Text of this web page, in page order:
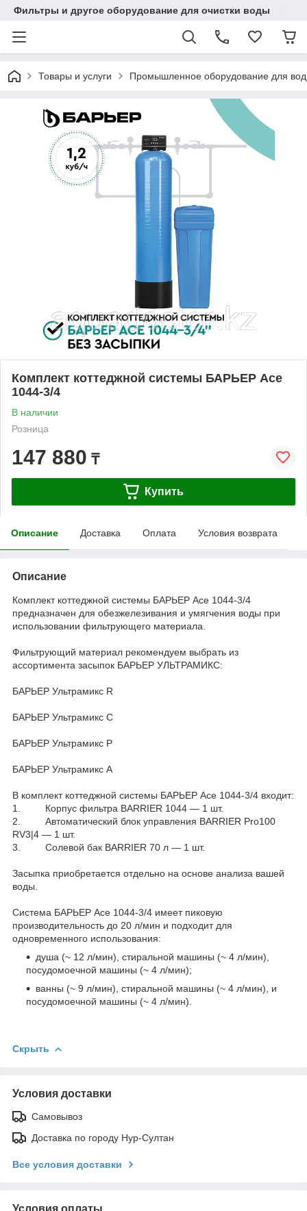
Фильтры и другое оборудование для очистки воды
Товары и услуги Промышленное оборудование для
Комплект коттеджной системы БАРЬЕР Ace
1044-3/4
В наличии
Розница
147 880 ₸
Купить
Описание Доставка Оплата Условия возврата
Описание
Комплект коттеджной системы БАРЬЕР Ace 1044-3/4
предназначен для обезжелезивания и умягчения воды при
использовании фильтрующего материала.
Фильтрующий материал рекомендуем выбрать из
ассортимента засыпок БАРЬЕР УЛЬТРАМИКС:
БАРЬЕР Ультрамикс R
БАРЬЕР Ультрамикс С
БАРЬЕР Ультрамикс Р
БАРЬЕР Ультрамикс А
В комплект коттеджной системы БАРЬЕР Ace 1044-3/4 входит:
1. Корпус фильтра BARRIER 1044 — 1 шт.
2. Автоматический блок управления BARRIER Pro100
RV3|4 — 1 шт.
3. Солевой бак BARRIER 70 л — 1 шт.
Засыпка приобретается отдельно на основе анализа вашей
воды.
Система БАРЬЕР Ace 1044-3/4 имеет пиковую
производительность до 20 л/мин и подходит для
одновременного использования:
душа (~ 12 л/мин), стиральной машины (~ 4 л/мин),
посудомоечной машины (~ 4 л/мин);
ванны (~ 9 л/мин), стиральной машины (~ 4 л/мин), и
посудомоечной машины (~ 4 л/мин).
Скрыть
Условия доставки
Самовывоз
Доставка по городу Нур-Султан
Все условия доставки
Условия оплаты